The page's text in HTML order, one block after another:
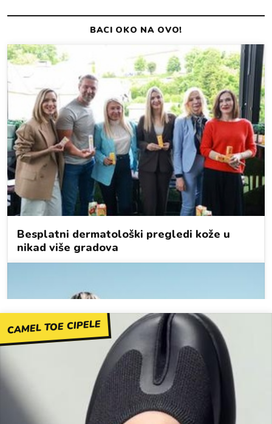
CAMEL TOE CIPELE